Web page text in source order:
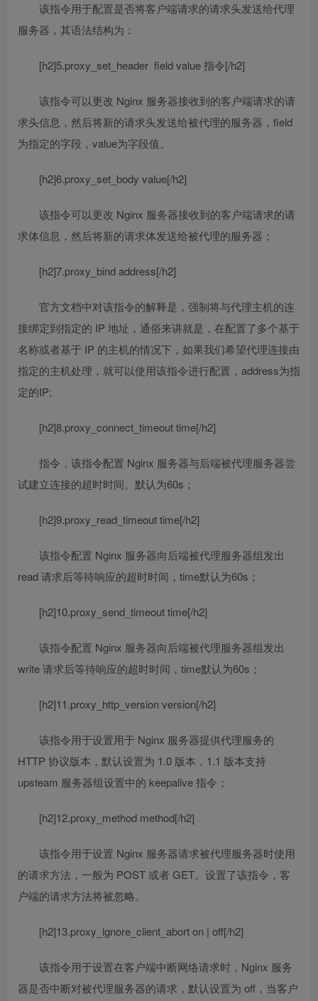
该指令用于配置是否将客户端请求的请求头发送给代理
服务器，其语法结构为：
[h2]5.proxy_set_header field value 指令[/h2]
该指令可以更改 Nginx 服务器接收到的客户端请求的请
求头信息，然后将新的请求头发送给被代理的服务器，field
为指定的字段，value为字段值。
[h2]6.proxy_set_body value[/h2]
该指令可以更改 Nginx 服务器接收到的客户端请求的请
求体信息，然后将新的请求体发送给被代理的服务器；
[h2]7.proxy_bind address[/h2]
官方文档中对该指令的解释是，强制将与代理主机的连
接绑定到指定的 IP 地址，通俗来讲就是，在配置了多个基于
名称或者基于 IP 的主机的情况下，如果我们希望代理连接由
指定的主机处理，就可以使用该指令进行配置，address为指
定的IP;
[h2]8.proxy_connect_timeout time[/h2]
指令，该指令配置 Nginx 服务器与后端被代理服务器尝
试建立连接的超时时间。默认为60s；
[h2]9.proxy_read_timeout time[/h2]
该指令配置 Nginx 服务器向后端被代理服务器组发出
read 请求后等待响应的超时时间，time默认为60s；
[h2]10.proxy_send_timeout time[/h2]
该指令配置 Nginx 服务器向后端被代理服务器组发出
write 请求后等待响应的超时时间，time默认为60s；
[h2]11.proxy_http_version version[/h2]
该指令用于设置用于 Nginx 服务器提供代理服务的
HTTP 协议版本，默认设置为 1.0 版本，1.1 版本支持
upsteam 服务器组设置中的 keepalive 指令；
[h2]12.proxy_method method[/h2]
该指令用于设置 Nginx 服务器请求被代理服务器时使用
的请求方法，一般为 POST 或者 GET。设置了该指令，客
户端的请求方法将被忽略。
[h2]13.proxy_ignore_client_abort on | off[/h2]
该指令用于设置在客户端中断网络请求时，Nginx 服务
器是否中断对被代理服务器的请求，默认设置为 off，当客户